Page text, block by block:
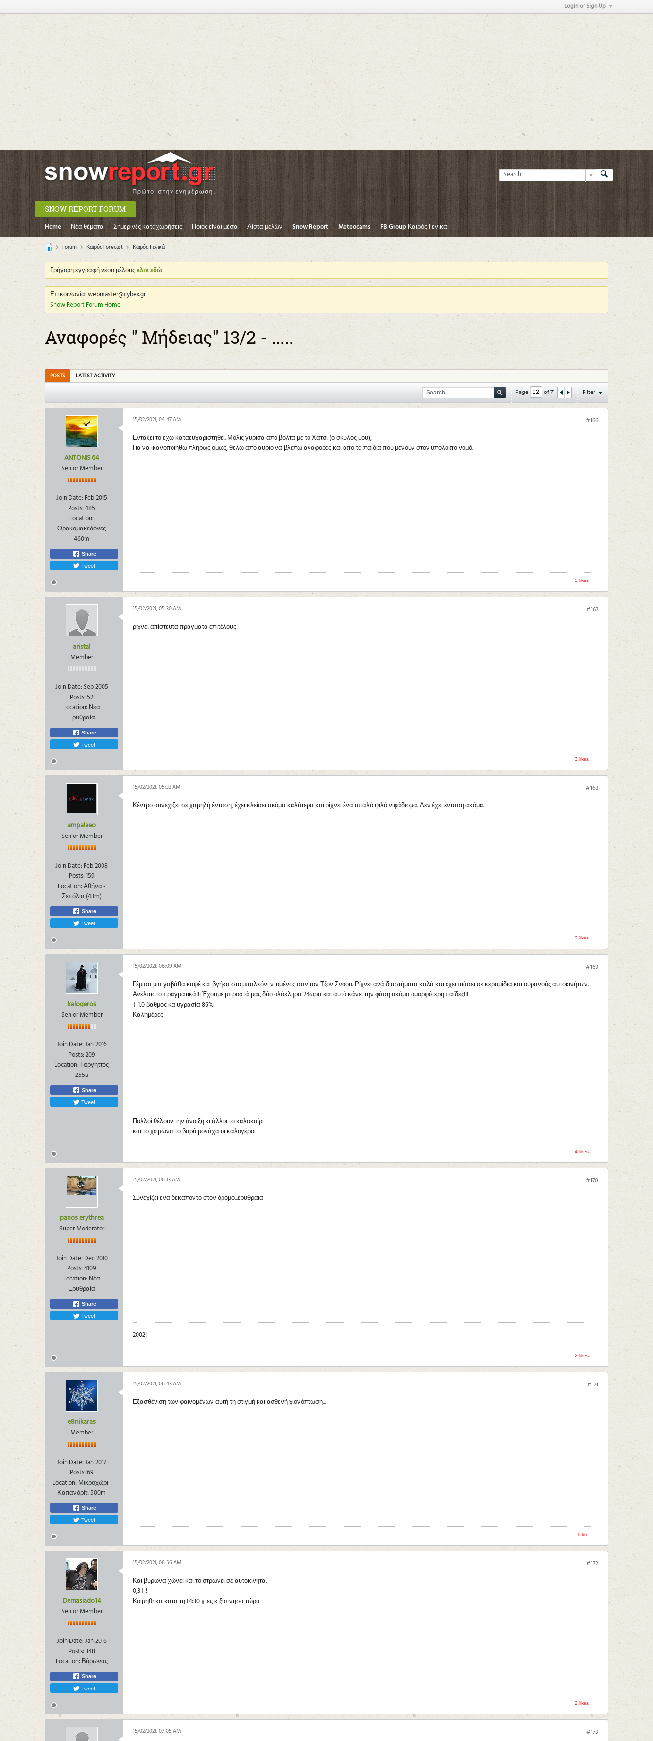
Login or Sign Up
SNOW REPORT FORUM
Home Νέα θέματα Σημερινές καταχωρήσεις Ποιος είναι μέσα Λίστα μελών Snow Report Meteocams FB Group Καιρός Γενικά
Forum Καιρός Forecast Καιρός Γενικά
Γρήγορη εγγραφή νέου μέλουςκλικ εδώ
Επικοινωνία: webmaster@cybex.gr
Snow Report Forum Home
Αναφορές " Μήδειας" 13/2 - .....
POSTS LATEST ACTIVITY
Page of71 Filter
ANTONIS 64
Senior Member
Join Date: Feb 2015
Posts:485
Location:
Θρακομακεδόνες
460m
Share
Tweet
#166
15/02/2021, 04:47 AM
Ενταξει το εχω καταευχαριστηθει. Μολις γυρισα απο βολτα με το Χατσι (ο σκυλος μου),
Για να ικανοποιηθω πληρως ομως, θελω απο αυριο να βλεπω αναφορες και απο τα παιδια που μενουν στον υπολοιπο νομό.
3 likes
aristal
Member
Join Date: Sep 2005
Posts:52
Location: Νεα
Ερυθραία
Share
Tweet
#167
15/02/2021, 05:30 AM
ρίχνει απίστευτα πράγματα επιτέλους
3 likes
ampalaeo
Senior Member
Join Date: Feb 2008
Posts:159
Location:Αθήνα -
Σεπόλια (43m)
Share
Tweet
#168
15/02/2021, 05:32 AM
Κέντρο συνεχίζει σε χαμηλή ένταση, έχει κλείσει ακόμα καλύτερα και ρίχνει ένα απαλό ψιλό νιφάδισμα. Δεν έχει ένταση ακόμα.
2 likes
kalogeros
Senior Member
Join Date:Jan 2016
Posts:209
Location: Γαργηττός
255μ
Share
Tweet
#169
15/02/2021, 06:09 AM
Γέμισα μια γαβάθα καφέ και βγήκα στο μπαλκόνι ντυμένος σαν τον Τζον Σνόου. Ρίχνει ανά διαστήματα καλά και έχει πιάσει σε κεραμίδια και ουρανούς αυτοκινήτων.
Ανέλπιστο πραγματικά!!! Έχουμε μπροστά μας δύο ολόκληρα 24ωρα και αυτό κάνει την φάση ακόμα ομορφότερη παίδες!!!
Τ 1,0 βαθμός κα υγρασία 86%
Καλημέρες
Πολλοί θέλουν την άνοιξη κι άλλοι το καλοκαίρι
και το χειμώνα το βαρύ μονάχα οι καλογέροι
4 likes
panos erythrea
Super Moderator
Join Date: Dec 2010
Posts:4109
Location: Νέα
Ερυθραία
Share
Tweet
#170
15/02/2021, 06:13 AM
Συνεχίζει ενα δεκαποντο στον δρόμο...ερυθραια
2002!
2 likes
e8nikaras
Member
Join Date:Jan 2017
Posts:69
Location: Μικροχώρι-
Καπανδρίτι 500m
Share
Tweet
#171
15/02/2021, 06:43 AM
Εξασθένιση των φαινομένων αυτή τη στιγμή και ασθενή χιονόπτωση...
1 like
Demasiado14
Senior Member
Join Date:Jan 2016
Posts:348
Location: Βύρωνας
Share
Tweet
#172
15/02/2021, 06:56 AM
Και βύρωνα χώνει και το στρωνει σε αυτοκινητα.
0,3Τ !
Κοιμηθηκα κατα τη 01:30 χτες κ ξυπνησα τώρα
2 likes
#173
15/02/2021, 07:05 AM